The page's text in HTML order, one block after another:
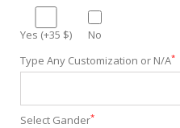
Yes (+35 $)
No
Type Any Customization or N/A*
Select Gander*